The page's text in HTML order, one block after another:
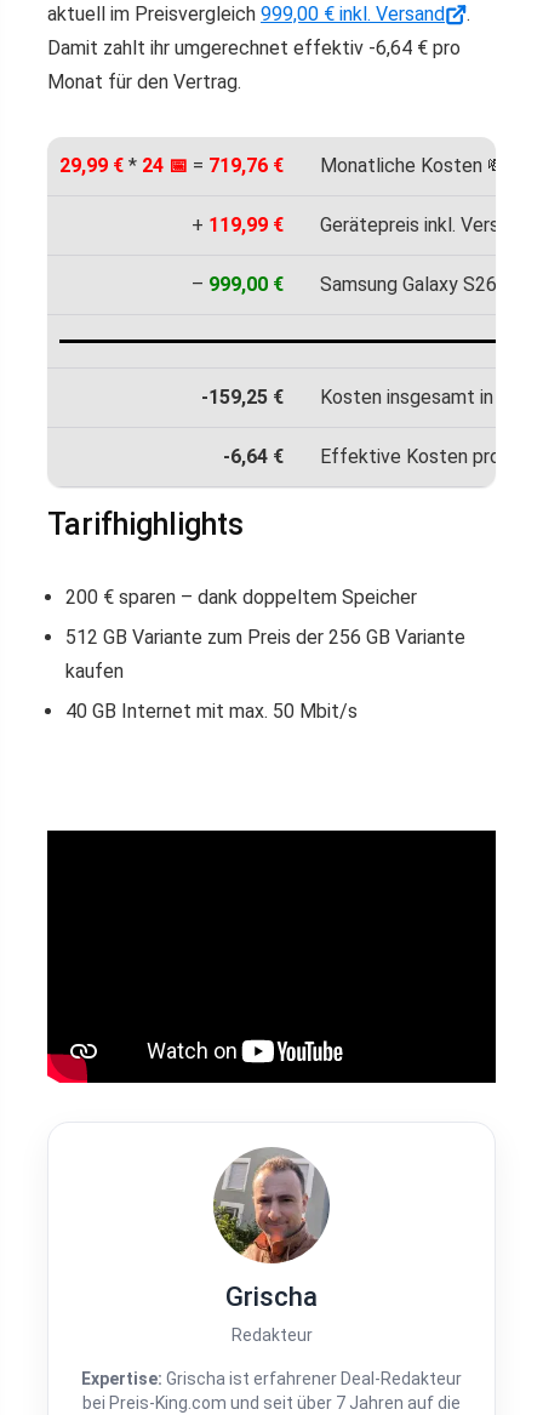
aktuell im Preisvergleich 999,00 € inkl. Versand
.
Damit zahlt ihr umgerechnet effektiv -6,64 € pro
Monat für den Vertrag.
29,99 € * 24 📅 = 719,76 € Monatliche Kosten 💸
+ 119,99 € Gerätepreis inkl. Versand
– 999,00 € Samsung Galaxy S26
-159,25 € Kosten insgesamt in 24
-6,64 € Effektive Kosten pro
Tarifhighlights
200 € sparen – dank doppeltem Speicher
512 GB Variante zum Preis der 256 GB Variante
kaufen
40 GB Internet mit max. 50 Mbit/s
Grischa
Redakteur
Expertise: Grischa ist erfahrener Deal-Redakteur
bei Preis-King.com und seit über 7 Jahren auf die